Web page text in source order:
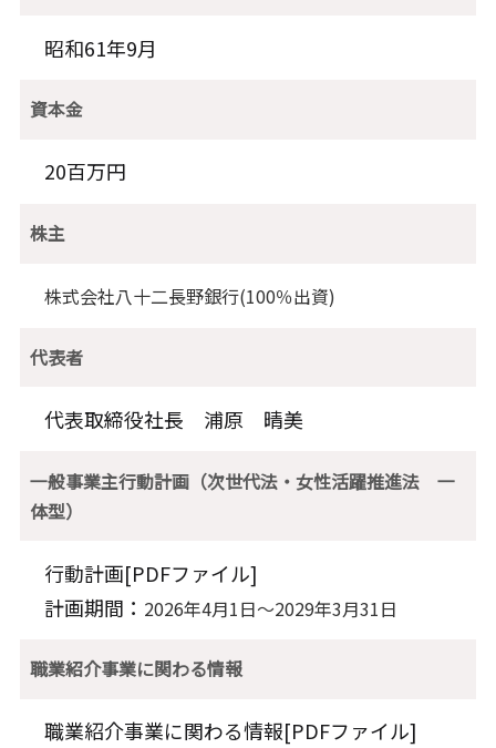
昭和61年9月
資本金
20百万円
株主
株式会社八十二長野銀行(100％出資)
代表者
代表取締役社長 浦原 晴美
一般事業主行動計画（次世代法・女性活躍推進法 一
体型）
行動計画[PDFファイル]
計画期間： 2026年4月1日～2029年3月31日
職業紹介事業に関わる情報
職業紹介事業に関わる情報[PDFファイル]